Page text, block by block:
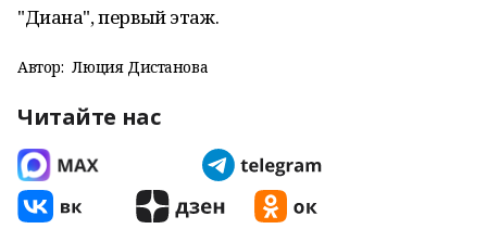
"Диана", первый этаж.
Автор: Люция Дистанова
Читайте нас